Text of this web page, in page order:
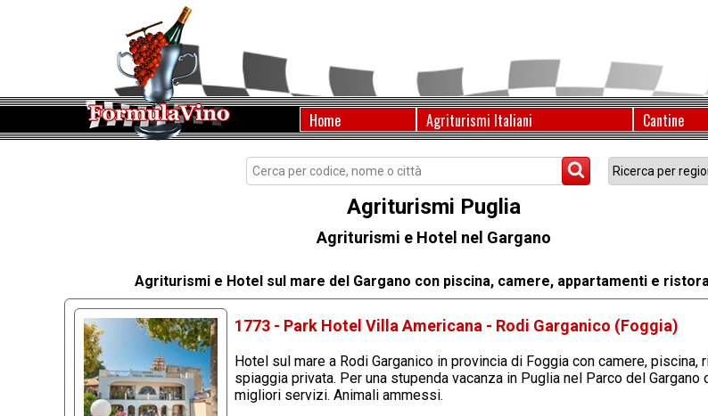
Home Agriturismi Italiani Cantine
Agriturismi Puglia
Agriturismi e Hotel nel Gargano
Agriturismi e Hotel sul mare del Gargano con piscina, camere, appartamenti e
1773 - Park Hotel Villa Americana - Rodi Garganico (Foggia)
Hotel sul mare a Rodi Garganico in provincia di Foggia con camere, piscina,
spiaggia privata. Per una stupenda vacanza in Puglia nel Parco del Gargano
migliori servizi. Animali ammessi.